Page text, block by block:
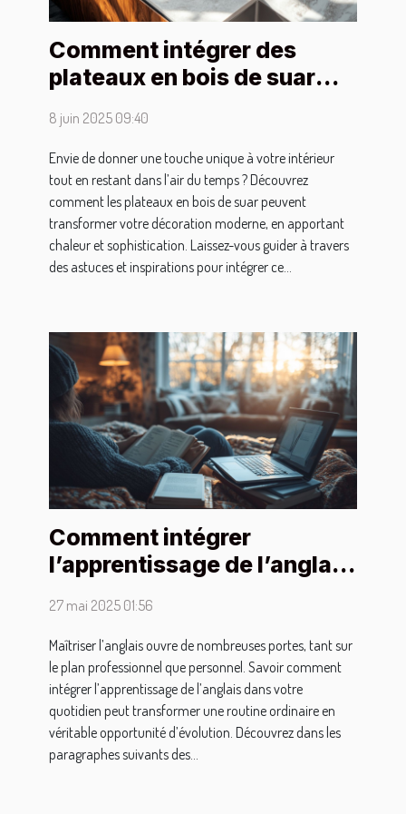
Comment intégrer des
plateaux en bois de suar
moderne
8 juin 2025 09:40
Envie de donner une touche unique à votre intérieur
tout en restant dans l’air du temps ? Découvrez
comment les plateaux en bois de suar peuvent
transformer votre décoration moderne, en apportant
chaleur et sophistication. Laissez-vous guider à travers
des astuces et inspirations pour intégrer ce...
Comment intégrer
l’apprentissage de l’anglais
27 mai 2025 01:56
Maîtriser l’anglais ouvre de nombreuses portes, tant sur
le plan professionnel que personnel. Savoir comment
intégrer l’apprentissage de l’anglais dans votre
quotidien peut transformer une routine ordinaire en
véritable opportunité d’évolution. Découvrez dans les
paragraphes suivants des...